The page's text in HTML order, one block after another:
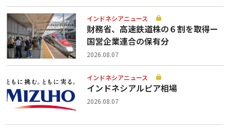
インドネシアニュース
財務省、高速鉄道株の６割を取得ー
国営企業連合の保有分
2026.08.07
インドネシアニュース
インドネシアルピア相場
2026.08.07